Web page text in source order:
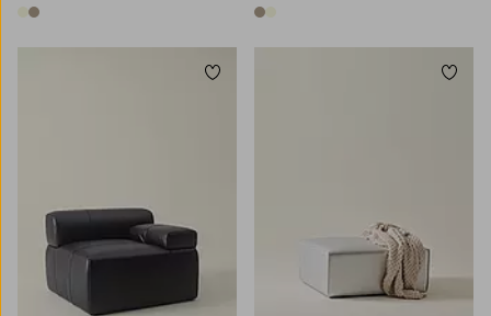
2 kleuren 2 kleuren
Toevoegen aan favorieten